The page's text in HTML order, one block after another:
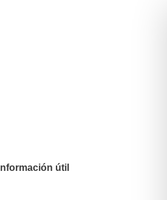
Información útil